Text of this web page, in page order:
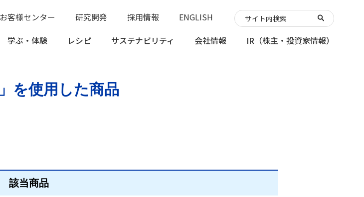
学ぶ・ 体験 レシピ サステナビリティ 会社情報 IR （株主・投資家情報）
お客様センター 研究開発 採用情報 ENGLISH
を使用した商品
該当商品